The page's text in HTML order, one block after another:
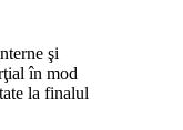
şi
în mod
la finalul